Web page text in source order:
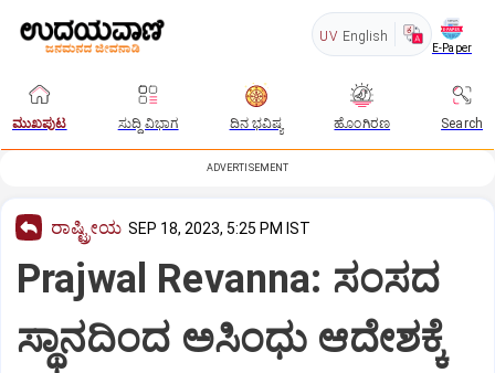
UV English
E-Paper
ಮುಖಪುಟ ಸುದ್ದಿ ವಿಭಾಗ ದಿನ ಭವಿಷ್ಯ ಹೊಂಗಿರಣ Search
ADVERTISEMENT
ರಾಷ್ಟ್ರೀಯ SEP 18, 2023, 5:25 PM IST
Prajwal Revanna: ಸಂಸದ
ಸ್ಥಾನದಿಂದ ಅಸಿಂಧು ಆದೇಶಕ್ಕೆ